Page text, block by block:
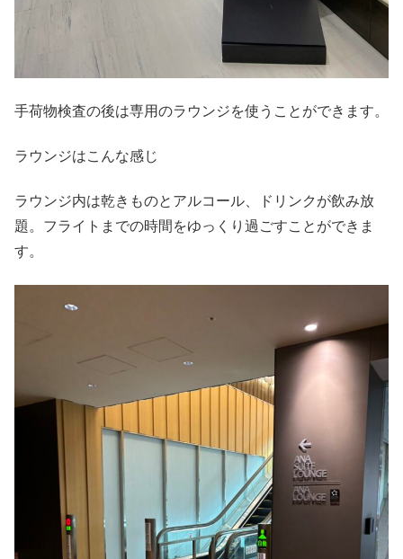
手荷物検査の後は専用のラウンジを使うことができます。
ラウンジはこんな感じ
ラウンジ内は乾きものとアルコール、ドリンクが飲み放
題。フライトまでの時間をゆっくり過ごすことができま
す。